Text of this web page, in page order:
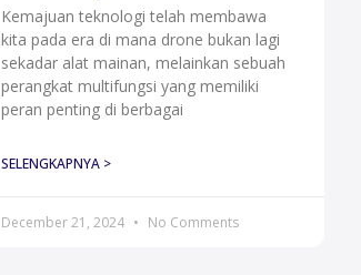
Kemajuan teknologi telah membawa
kita pada era di mana drone bukan lagi
sekadar alat mainan, melainkan sebuah
perangkat multifungsi yang memiliki
peran penting di berbagai
SELENGKAPNYA >
December 21, 2024 No Comments